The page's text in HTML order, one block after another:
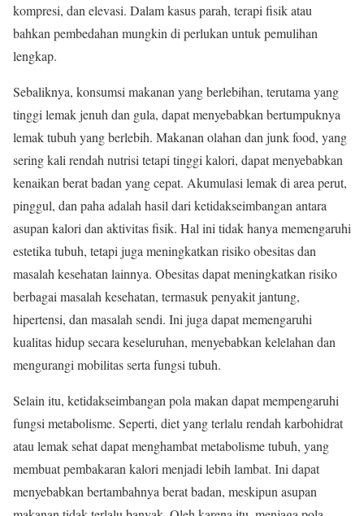
kompresi, dan elevasi. Dalam kasus parah, terapi fisik atau
bahkan pembedahan mungkin di perlukan untuk pemulihan
lengkap.
Sebaliknya, konsumsi makanan yang berlebihan, terutama yang
tinggi lemak jenuh dan gula, dapat menyebabkan bertumpuknya
lemak tubuh yang berlebih. Makanan olahan dan junk food, yang
sering kali rendah nutrisi tetapi tinggi kalori, dapat menyebabkan
kenaikan berat badan yang cepat. Akumulasi lemak di area perut,
pinggul, dan paha adalah hasil dari ketidakseimbangan antara
asupan kalori dan aktivitas fisik. Hal ini tidak hanya memengaruhi
estetika tubuh, tetapi juga meningkatkan risiko obesitas dan
masalah kesehatan lainnya​. Obesitas dapat meningkatkan risiko
berbagai masalah kesehatan, termasuk penyakit jantung,
hipertensi, dan masalah sendi. Ini juga dapat memengaruhi
kualitas hidup secara keseluruhan, menyebabkan kelelahan dan
mengurangi mobilitas serta fungsi tubuh.
Selain itu, ketidakseimbangan pola makan dapat mempengaruhi
fungsi metabolisme. Seperti, diet yang terlalu rendah karbohidrat
atau lemak sehat dapat menghambat metabolisme tubuh, yang
membuat pembakaran kalori menjadi lebih lambat. Ini dapat
menyebabkan bertambahnya berat badan, meskipun asupan